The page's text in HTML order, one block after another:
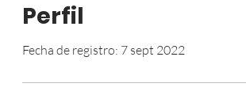
Perfil
Fecha de registro: 7 sept 2022